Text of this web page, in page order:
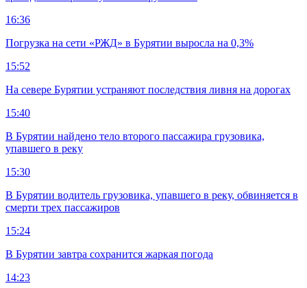
16:36
Погрузка на сети «РЖД» в Бурятии выросла на 0,3%
15:52
На севере Бурятии устраняют последствия ливня на дорогах
15:40
В Бурятии найдено тело второго пассажира грузовика,
упавшего в реку
15:30
В Бурятии водитель грузовика, упавшего в реку, обвиняется в
смерти трех пассажиров
15:24
В Бурятии завтра сохранится жаркая погода
14:23